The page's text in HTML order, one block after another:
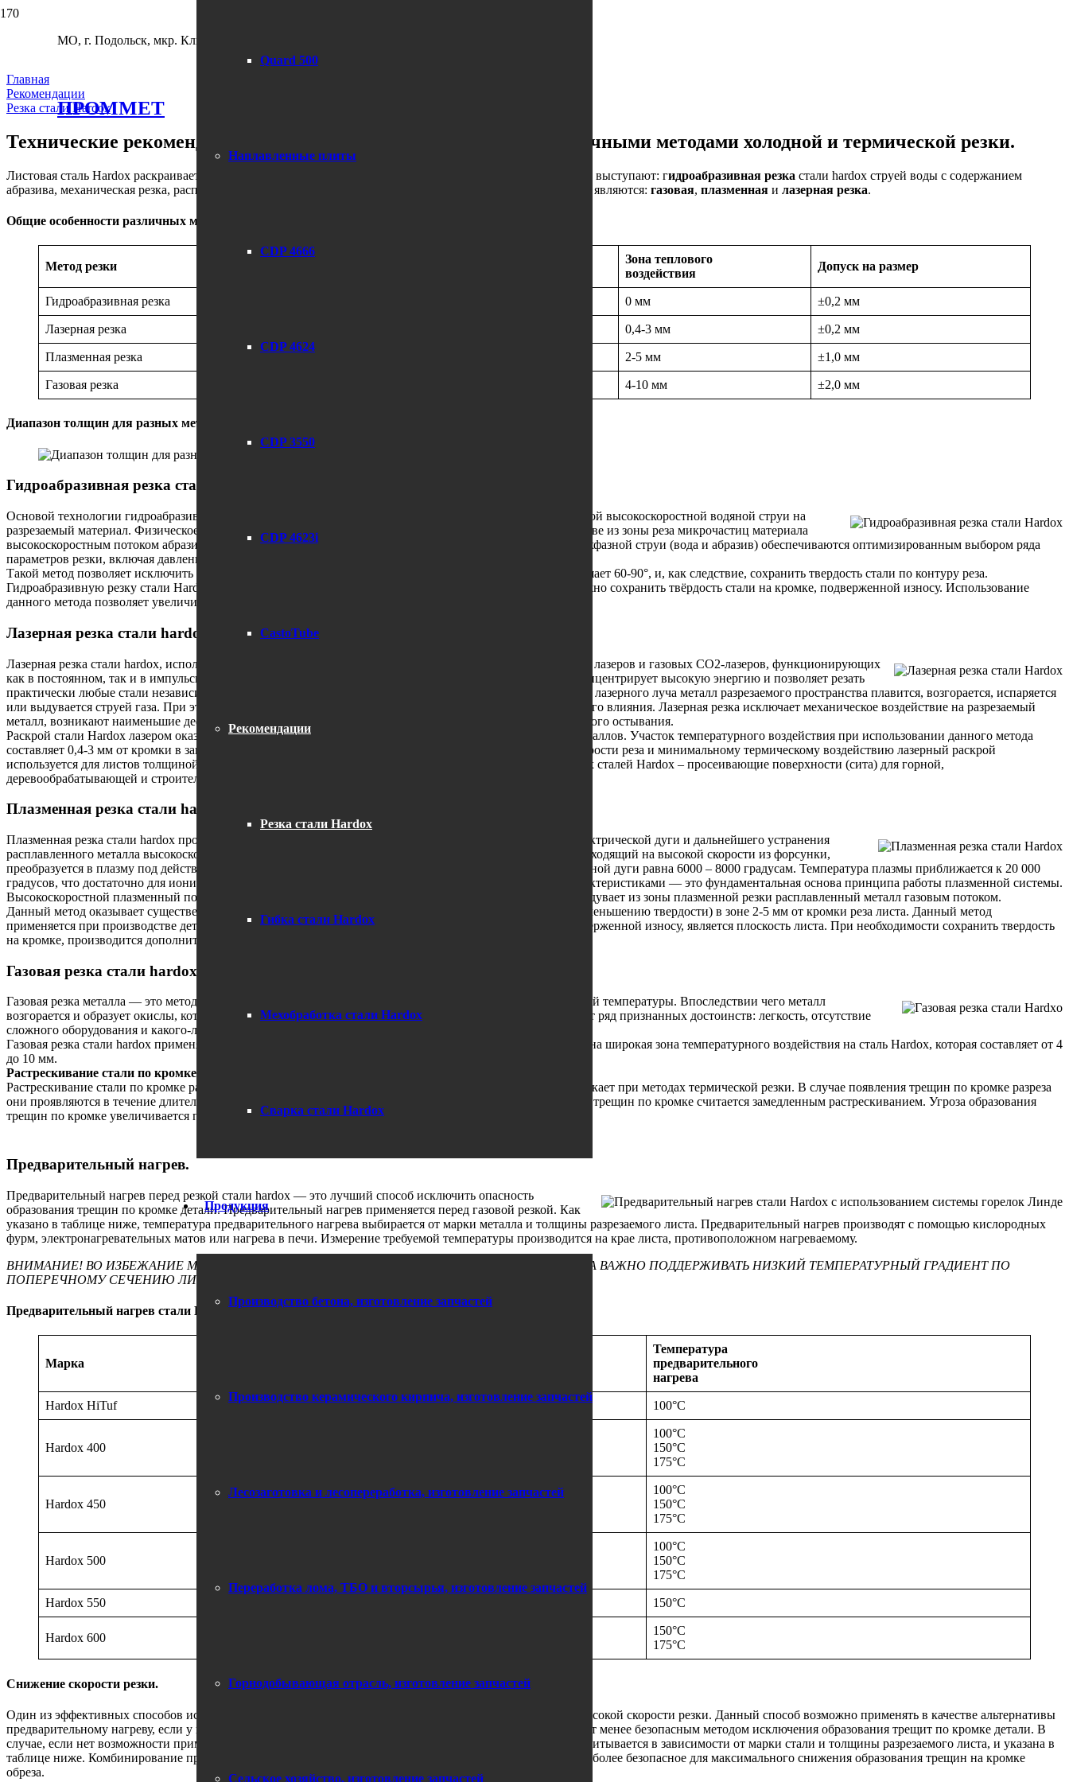
МО, г. Подольск, мкр. Климовск, Фабричный пр-д, д. 2 стр. 1
ПРОММЕТ
Quard 500
Наплавленные плиты
CDP 4666
CDP 4624
CDP 3550
CDP 4623i
CastoTube
Рекомендации
Резка стали Hardox
Гибка стали Hardox
Мехобработка стали Hardox
Сварка стали Hardox
Продукция
Производство бетона, изготовление запчастей
Производство керамического кирпича, изготовление запчастей
Лесозаготовка и лесопереработка, изготовление запчастей
Переработка лома, ТБО и вторсырья, изготовление запчастей
Горнодобывающая отрасль, изготовление запчастей
Сельское хозяйство, изготовление запчастей
Резка стали Hardox
Главная
Рекомендации
Резка стали Hardox
Технические рекомендации по раскрою и резке стали hardox различными методами холодной и термической резки.
Листовая сталь Hardox раскраивается с применением холодной и горячей резки. Методами холодной резки выступают: гидроабразивная резка стали hardox струей воды с содержанием
абразива, механическая резка, распиливание или сухая шлифовка, в то время как способами горячей резки являются: газовая, плазменная и лазерная резка.
Общие особенности различных методов резки.
Метод резки
Зона теплового
воздействия
Допуск на размер
Гидроабразивная резка 0 мм ±0,2 мм
Лазерная резка 0,4-3 мм ±0,2 мм
Плазменная резка 1200-6000 мм/мин 2-5 мм ±1,0 мм
Газовая резка 4-10 мм ±2,0 мм
Диапазон толщин для разных методов резки стали Hardox.
Гидроабразивная резка стали hardox.
Основой технологии гидроабразивной резки металла служит принцип эрозионного воздействия абразивной высокоскоростной водяной струи на
разрезаемый материал. Физическое содержание механизма гидроабразивной резки состоит в отрыве и смыве из зоны реза микрочастиц материала
высокоскоростным потоком абразивных частиц. Стойкость истечения и результативность воздействия двухфазной струи (вода и абразив) обеспечиваются оптимизированным выбором ряда
параметров резки, включая давление и расход воды, а также расход и размер абразивных частиц.
Такой метод позволяет исключить температурное влияние на сталь Hardox, так как температура не превышает 60-90°, и, как следствие, сохранить твердость стали по контуру реза.
Гидроабразивную резку стали Hardox целесообразно применять при производстве деталей, на которых важно сохранить твёрдость стали на кромке, подверженной износу. Использование
данного метода позволяет увеличить срок службы деталей в 1,5-3 раза.
Лазерная резка стали hardox.
Лазерная резка стали hardox, использует лазеры большой мощности на основе твердотельных, волоконных лазеров и газовых CO2-лазеров, функционирующих
как в постоянном, так и в импульсно-периодическом режимах излучения. Направленный лазерный луч концентрирует высокую энергию и позволяет резать
практически любые стали независимо от их теплофизических свойств. В процессе резки, при воздействии лазерного луча металл разрезаемого пространства плавится, возгорается, испаряется
или выдувается струей газа. При этом можно добиться узких резов с минимальными зонами температурного влияния. Лазерная резка исключает механическое воздействие на разрезаемый
металл, возникают наименьшие деформации, как временные в момент резки, так и остаточные после полного остывания.
Раскрой стали Hardox лазером оказывает наименьшее воздействие из всех типов термического раскроя металлов. Участок температурного воздействия при использовании данного метода
составляет 0,4-3 мм от кромки в зависимости от толщины разрезаемого листа Hardox. Благодаря своей скорости реза и минимальному термическому воздействию лазерный раскрой
используется для листов толщиной до 15-20 мм. Самое широкое применение для деталей из износостойких сталей Hardox – просеивающие поверхности (сита) для горной,
деревообрабатывающей и строительной отраслей.
Плазменная резка стали hardox.
Плазменная резка стали hardox происходит за счет плавления стали вдоль линии реза энергией сжатой электрической дуги и дальнейшего устранения
расплавленного металла высокоскоростным плазменным потоком. Газ (азот, аргон) или сжатый воздух, выходящий на высокой скорости из форсунки,
преобразуется в плазму под действием электрической дуги, через которую проходит. Температура плазменной дуги равна 6000 – 8000 градусам. Температура плазмы приближается к 20 000
градусов, что достаточно для ионизации газов. Ионизированный газ, обладающий токопроводящими характеристиками — это фундаментальная основа принципа работы плазменной системы.
Высокоскоростной плазменный поток расплавляет металл под воздействием его высокой температуры и сдувает из зоны плазменной резки расплавленный металл газовым потоком.
Данный метод оказывает существенное тепловое воздействие на сталь Hardox, что приводит к отпуску (уменьшению твердости) в зоне 2-5 мм от кромки реза листа. Данный метод
применяется при производстве деталей толщиной от 3 до 40 мм, в которых основной рабочей зоной, подверженной износу, является плоскость листа. При необходимости сохранить твердость
на кромке, производится дополнительная механическая обработка для снятия опущенного слоя стали.
Газовая резка стали hardox.
Газовая резка металла — это метод, который предполагает нагрев разрезаемого металла струей газа высокой температуры. Впоследствии чего металл
возгорается и образует окислы, которые в дальнейшем сдуваются пламенем кислорода. Газовая резка имеет ряд признанных достоинств: легкость, отсутствие
сложного оборудования и какого-либо источника энергии.
Газовая резка стали hardox применяется для материалов толщиной свыше 30 мм и в деталях, где не критична широкая зона температурного воздействия на сталь Hardox, которая составляет от 4
до 10 мм.
Растрескивание стали по кромке обреза.
Растрескивание стали по кромке разреза связанно с водородным растрескиванием в сварных швах и возникает при методах термической резки. В случае появления трещин по кромке разреза
они проявляются в течение длительного времени от 48 часов до пары недель. Таким образом, образование трещин по кромке считается замедленным растрескиванием. Угроза образования
трещин по кромке увеличивается по мере роста твердости металла и толщины разрезаемого листа.
Предварительный нагрев.
Предварительный нагрев перед резкой стали hardox — это лучший способ исключить опасность
образования трещин по кромке детали. Предварительный нагрев применяется перед газовой резкой. Как
указано в таблице ниже, температура предварительного нагрева выбирается от марки металла и толщины разрезаемого листа. Предварительный нагрев производят с помощью кислородных
фурм, электронагревательных матов или нагрева в печи. Измерение требуемой температуры производится на крае листа, противоположном нагреваемому.
ВНИМАНИЕ! ВО ИЗБЕЖАНИЕ МЕСТНОГО ПЕРЕГРЕВА В ЗОНЕ КОНТАКТА С ИСТОЧНИКОМ ТЕПЛА ВАЖНО ПОДДЕРЖИВАТЬ НИЗКИЙ ТЕМПЕРАТУРНЫЙ ГРАДИЕНТ ПО
ПОПЕРЕЧНОМУ СЕЧЕНИЮ ЛИСТА.
Предварительный нагрев стали Hardox перед газоплазменной резкой
Марка
Температура
предварительного
нагрева
Hardox HiTuf ≥90 мм 100°C
Hardox 400
100°C
150°C
175°C
Hardox 450
40-49.9 мм
100°C
150°C
175°C
Hardox 500
100°C
150°C
175°C
Hardox 550 150°C
Hardox 600
150°C
175°C
Снижение скорости резки.
Один из эффективных способов исключить образование трещин по кромке детали — это сохранение невысокой скорости резки. Данный способ возможно применять в качестве альтернативы
предварительному нагреву, если у вас нет возможности осуществить его. Резка на низких скоростях служит менее безопасным методом исключения образования трещит по кромке детали. В
случае, если нет возможности применения предварительного нагрева, рекомендуемая скорость резки рассчитывается в зависимости от марки стали и толщины разрезаемого листа, и указана в
таблице ниже. Комбинирование предварительного нагрева и низких скоростей резки предлагается как наиболее безопасное для максимального снижения образования трещин на кромке
обреза.